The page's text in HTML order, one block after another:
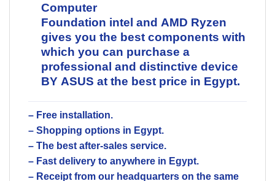
Computer
Foundation intel and AMD Ryzen
gives you the best components with
which you can purchase a
professional and distinctive device
BY ASUS at the best price in Egypt.
– Free installation.
– Shopping options in Egypt.
– The best after-sales service.
– Fast delivery to anywhere in Egypt.
– Receipt from our headquarters on the same